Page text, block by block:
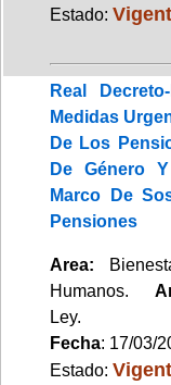
Estado:
Real
Medidas
De Los
De Género
Marco De
Pensiones
Area:
Humanos.
Ley.
Fecha: 17/03/
Estado: